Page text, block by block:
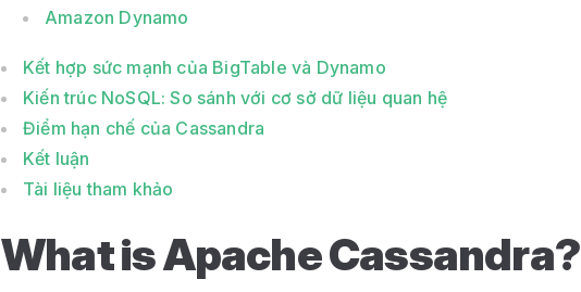
Amazon Dynamo
Kết hợp sức mạnh của BigTable và Dynamo
Kiến trúc NoSQL: So sánh với cơ sở dữ liệu quan hệ
Điểm hạn chế của Cassandra
Kết luận
Tài liệu tham khảo
What is Apache Cassandra?